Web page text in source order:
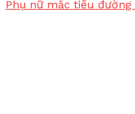
Phụ nữ mắc tiểu